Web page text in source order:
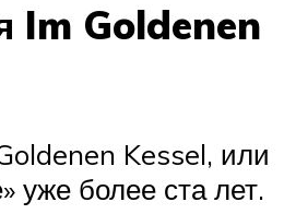
Im Goldenen
Kessel, или
уже более ста лет.